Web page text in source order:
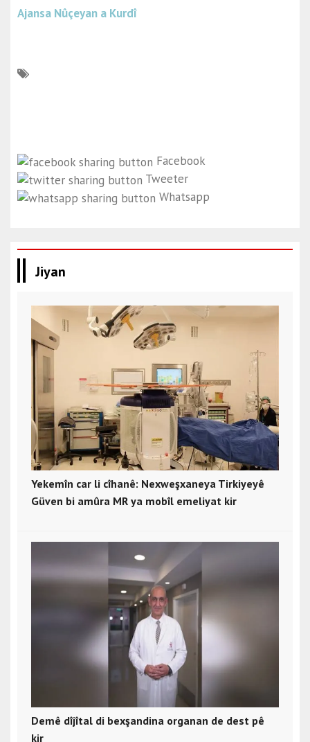
Ajansa Nûçeyan a Kurdî
Facebook
Tweeter
Whatsapp
Jiyan
Yekemîn car li cîhanê: Nexweşxaneya Tirkiyeyê
Güven bi amûra MR ya mobîl emeliyat kir
Demê dîjîtal di bexşandina organan de dest pê
kir